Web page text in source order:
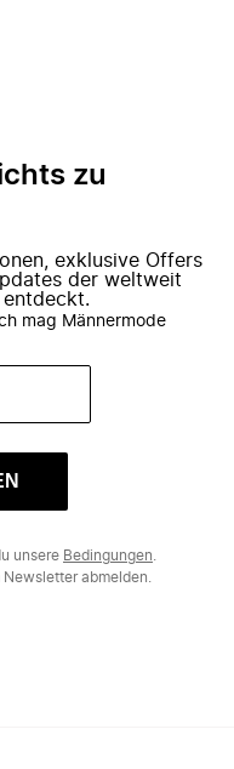
zu
exklusive Offers
der weltweit
entdeckt.
mag Männermode
unsere Bedingungen
abmelden.